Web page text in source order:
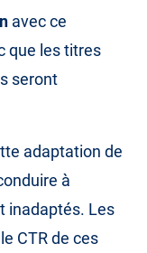
avec ce
que les titres
seront
adaptation de
à
inadaptés. Les
CTR de ces